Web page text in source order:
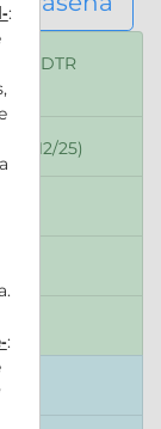
(DTR
12/25)
:
: